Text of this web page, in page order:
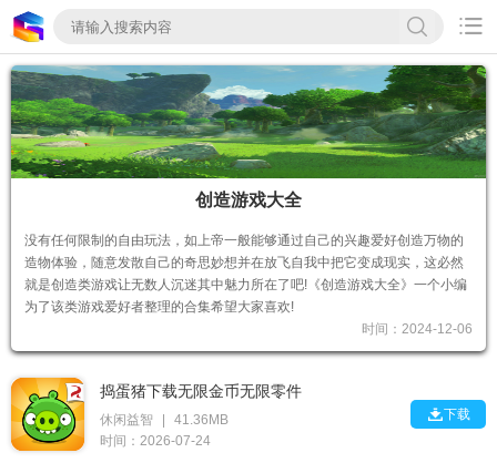

创造游戏大全
没有任何限制的自由玩法，如上帝一般能够通过自己的兴趣爱好创造万物的
造物体验，随意发散自己的奇思妙想并在放飞自我中把它变成现实，这必然
就是创造类游戏让无数人沉迷其中魅力所在了吧!《创造游戏大全》一个小编
为了该类游戏爱好者整理的合集希望大家喜欢!
时间：2024-12-06
捣蛋猪下载无限金币无限零件
休闲益智
41.36MB
时间：2026-07-24
下载